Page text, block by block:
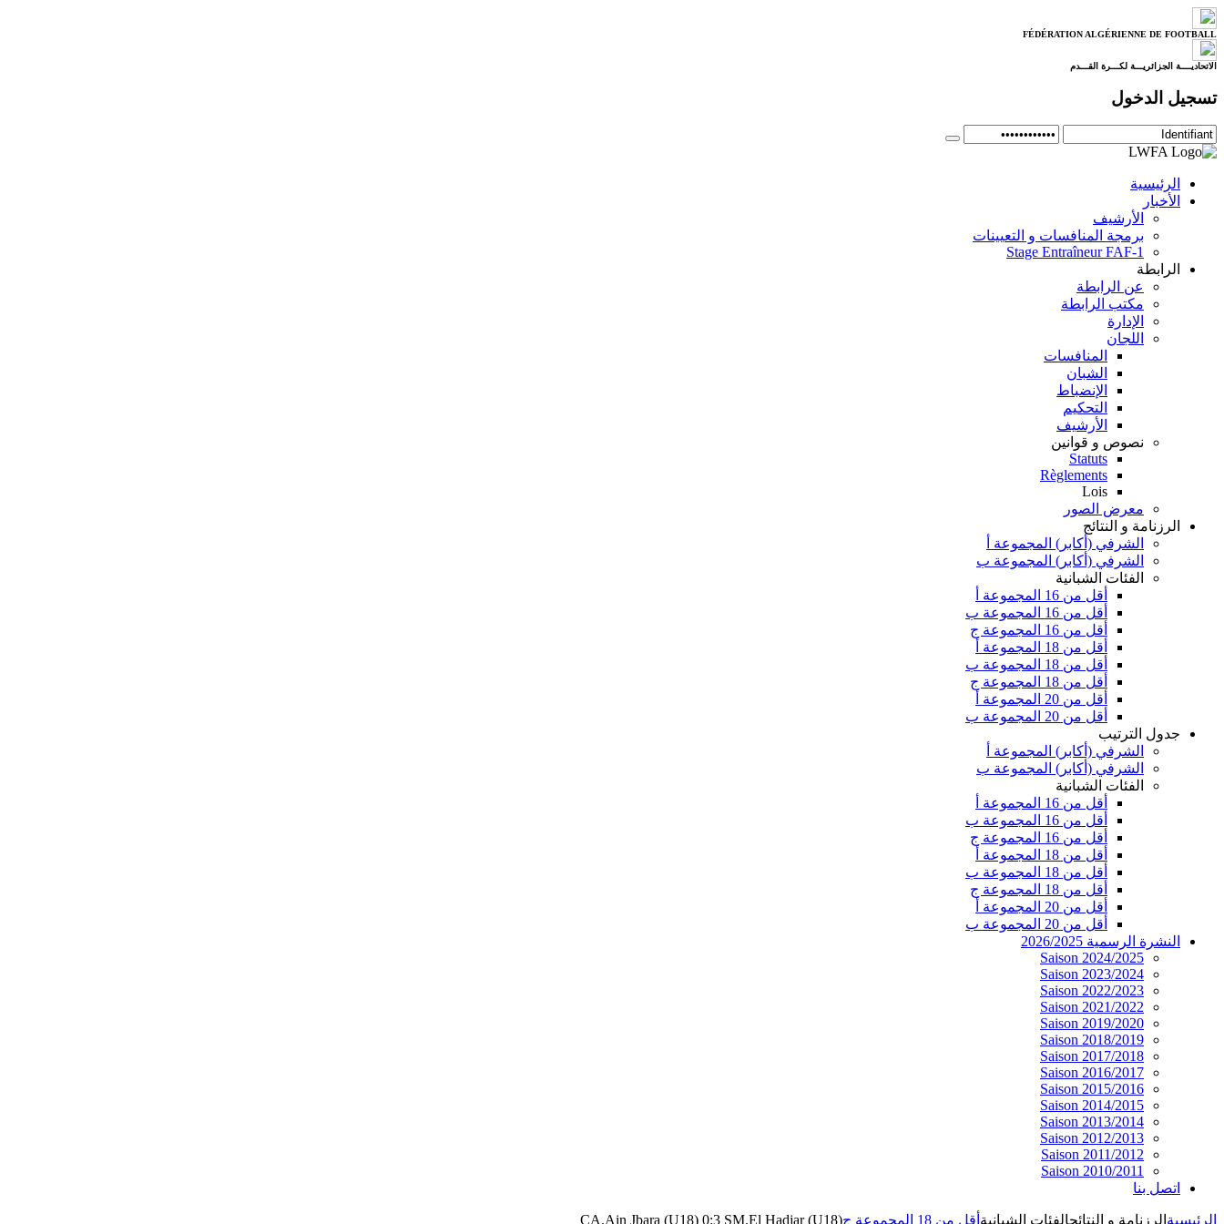
FÉDÉRATION ALGÉRIENNE DE FOOTBALL
الاتحاديــــة الجزائريـــة لكـــرة القـــدم
تسجيل الدخول
الرئيسية
الأخبار
الأرشيف
برمجة المنافسات و التعيينات
Stage Entraîneur FAF-1
الرابطة
عن الرابطة
مكتب الرابطة
الإدارة
اللجان
المنافسات
الشبان
الإنضباط
التحكيم
الأرشيف
نصوص و قوانين
Statuts
Règlements
Lois
معرض الصور
الرزنامة و النتائج
الشرفي (أكابر) المجموعة أ
الشرفي (أكابر) المجموعة ب
الفئات الشبانية
أقل من 16 المجموعة أ
أقل من 16 المجموعة ب
أقل من 16 المجموعة ج
أقل من 18 المجموعة أ
أقل من 18 المجموعة ب
أقل من 18 المجموعة ج
أقل من 20 المجموعة أ
أقل من 20 المجموعة ب
جدول الترتيب
الشرفي (أكابر) المجموعة أ
الشرفي (أكابر) المجموعة ب
الفئات الشبانية
أقل من 16 المجموعة أ
أقل من 16 المجموعة ب
أقل من 16 المجموعة ج
أقل من 18 المجموعة أ
أقل من 18 المجموعة ب
أقل من 18 المجموعة ج
أقل من 20 المجموعة أ
أقل من 20 المجموعة ب
النشرة الرسمية 2026/2025
Saison 2024/2025
Saison 2023/2024
Saison 2022/2023
Saison 2021/2022
Saison 2019/2020
Saison 2018/2019
Saison 2017/2018
Saison 2016/2017
Saison 2015/2016
Saison 2014/2015
Saison 2013/2014
Saison 2012/2013
Saison 2011/2012
Saison 2010/2011
اتصل بنا
الرئيسية الرزنامة و النتائجالفئات الشبانية أقل من 18 المجموعة ج
CA.Ain Jbara (U18) 0:3 SM.El Hadjar (U18)